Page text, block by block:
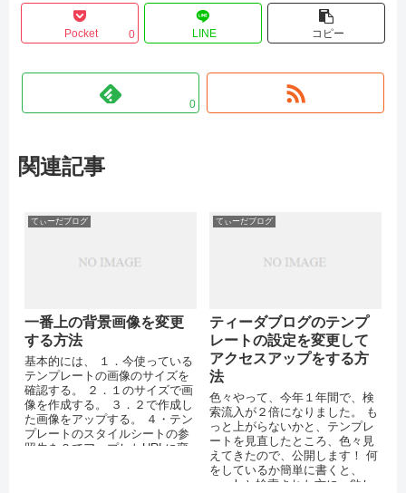
Pocket 0 LINE コピー
0
関連記事
てぃーだブログ
一番上の背景画像を変更
する方法
基本的には、 １．今使っている
テンプレートの画像のサイズを
確認する。 ２．１のサイズで画
像を作成する。 ３．２で作成し
た画像をアップする。 ４・テン
プレートのスタイルシートの参
照先を３でアップしたURLに変
てぃーだブログ
ティーダブログのテンプ
レートの設定を変更して
アクセスアップをする方
法
色々やって、今年１年間で、検
索流入が２倍になりました。 も
っと上がらないかと、テンプレ
ートを見直したところ、色々見
えてきたので、公開します！ 何
をしているか簡単に書くと、
googleと検索された方に、欲し